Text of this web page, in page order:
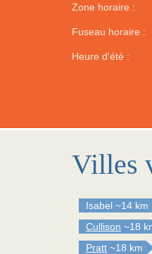
Zone horaire :
Fuseau horaire :
Heure d'été :
Villes
Isabel ~14 km
Cullison ~18
Pratt ~18 km